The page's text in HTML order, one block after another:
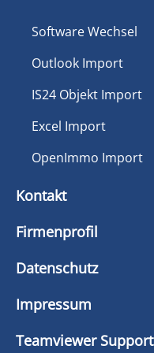
Software Wechsel
Outlook Import
IS24 Objekt Import
Excel Import
OpenImmo Import
Kontakt
Firmenprofil
Datenschutz
Impressum
Teamviewer Support